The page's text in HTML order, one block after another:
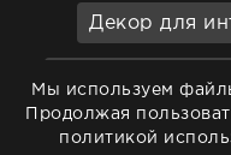
Декор для
Кухонные
Мы используем
Продолжая
политикой